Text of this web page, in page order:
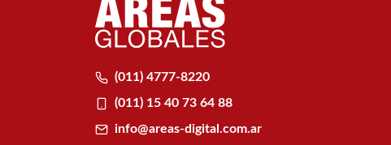
(011) 4777-8220
(011) 15 40 73 64 88
info@areas-digital.com.ar